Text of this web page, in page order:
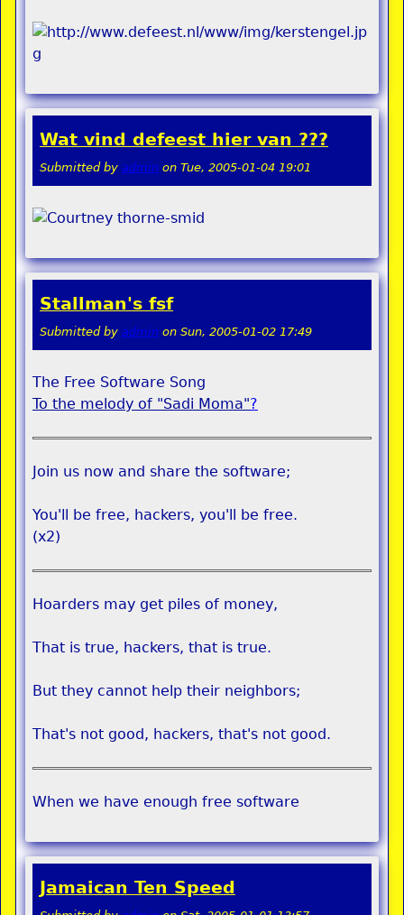
Wat vind defeest hier van ???
Submitted by admin on Tue, 2005-01-04 19:01
Stallman's fsf
Submitted by admin on Sun, 2005-01-02 17:49
The Free Software Song
To the melody of "Sadi Moma"?
Join us now and share the software;
You'll be free, hackers, you'll be free.
(x2)
Hoarders may get piles of money,
That is true, hackers, that is true.
But they cannot help their neighbors;
That's not good, hackers, that's not good.
When we have enough free software
Jamaican Ten Speed